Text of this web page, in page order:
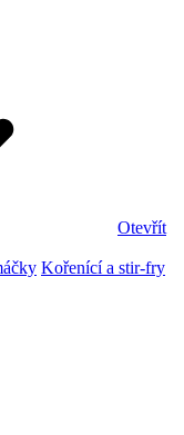
Otevřít
Kořenící a stir-fry